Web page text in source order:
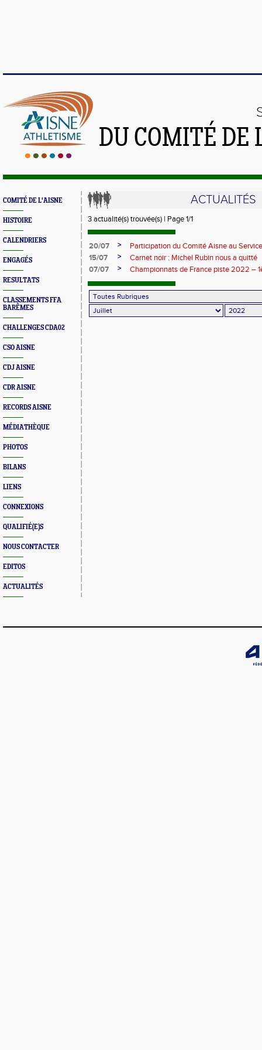
DU COMITÉ
COMITÉ DE L'AISNE
HISTOIRE
CALENDRIERS
ENGAGÉS
RESULTATS
CLASSEMENTS FFA
BARÊMES
CHALLENGES CDA02
CSO AISNE
CDJ AISNE
CDR AISNE
RECORDS AISNE
MÉDIATHÈQUE
PHOTOS
BILANS
LIENS
CONNEXIONS
QUALIFIÉ(E)S
NOUS CONTACTER
EDITOS
ACTUALITÉS
ACTUALITÉS
3 actualité(s) trouvée(s) | Page 1/1
20/07 >
Participation du Comité Aisne au
15/07
>
Carnet noir : Michel Rubin nous a quitté
07/07
> Championnats de France piste 2022 –